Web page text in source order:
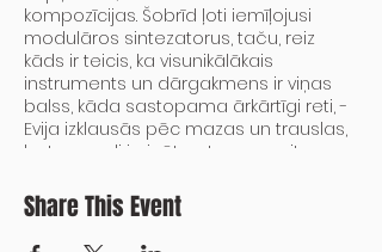
kompozīcijas. Šobrīd ļoti iemīļojusi
modulāros sintezatorus, taču, reiz
kāds ir teicis, ka visunikālākais
instruments un dārgakmens ir viņas
balss, kāda sastopama ārkārtīgi reti, -
Evija izklausās pēc mazas un trauslas,
bet pasauli izzināt gatavas meitenes.
Share This Event